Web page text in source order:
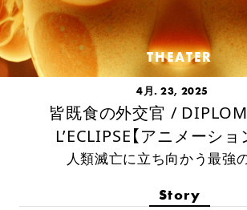
THEATER
4月. 23, 2025
皆既食の外交官 /
L’ECLIPSE【アニメーショ
人類滅亡に立ち向かう最強
Story